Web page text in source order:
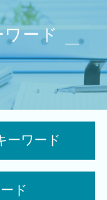
ード
ーワード
ド